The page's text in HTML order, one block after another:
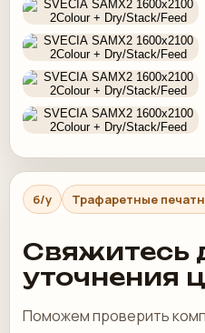
б/у Трафаретные
Свяжитесь
уточнения
Поможем проверить